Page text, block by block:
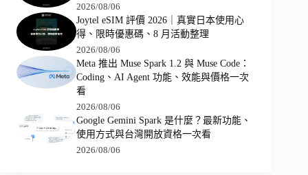
2026/08/06
Joytel eSIM 評價 2026｜真實日本使用心
得、限時優惠碼、8 月活動整理
2026/08/06
Meta 推出 Muse Spark 1.2 與 Muse Code：
Coding、AI Agent 功能、效能與價格一次
看
2026/08/06
Google Gemini Spark 是什麼？最新功能、
使用方式與台灣開放資格一次看
2026/08/06